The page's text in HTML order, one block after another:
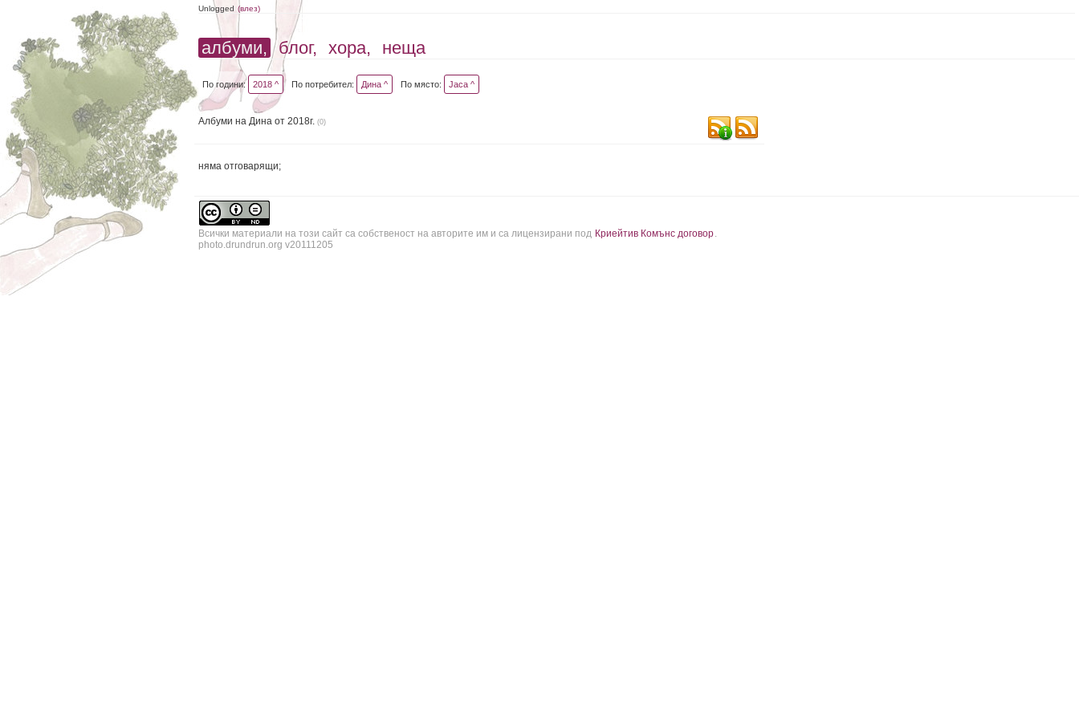
Unlogged (влез)
албуми, блог, хора, неща
По години: 2018 ^ По потребител: Дина ^ По място: Jaca ^
Албуми на Дина от 2018г. (0)
няма отговарящи;
Всички материали на този сайт са собственост на авторите им и са лицензирани под Криейтив Комънс договор.
photo.drundrun.org v20111205